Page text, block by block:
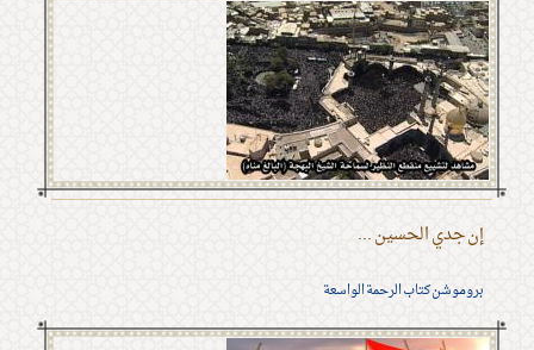
إن جدي الحسين ...
بروموشن كتاب الرحمة الواسعة